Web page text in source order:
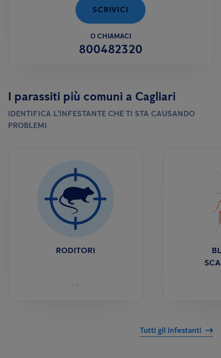
SCRIVICI
O CHIAMACI
800482320
I parassiti più comuni a Cagliari
IDENTIFICA L'INFESTANTE CHE TI STA CAUSANDO
PROBLEMI
RODITORI
Tutti gli infestanti